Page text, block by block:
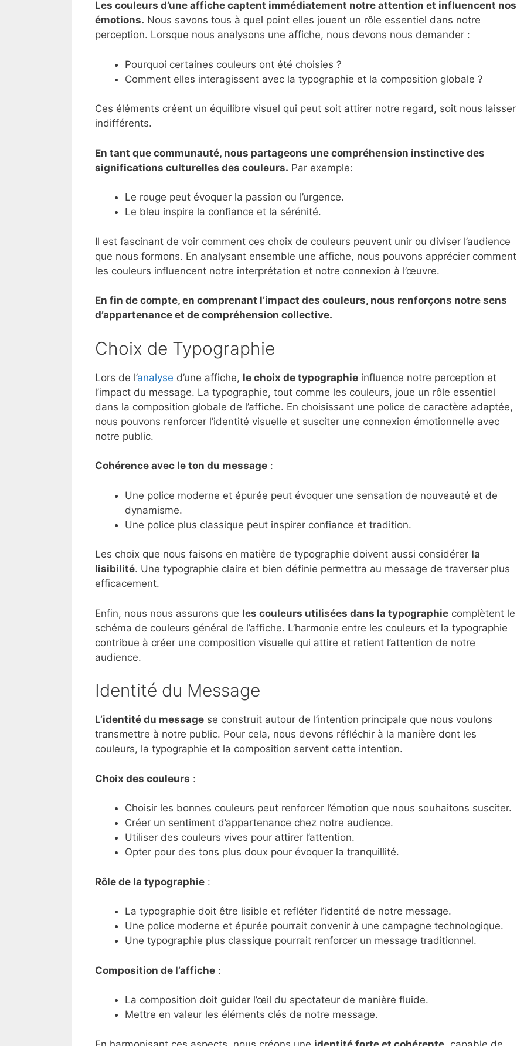
Les couleurs d’une affiche captent immédiatement notre attention et influencent nos
émotions. Nous savons tous à quel point elles jouent un rôle essentiel dans notre
perception. Lorsque nous analysons une affiche, nous devons nous demander :
Pourquoi certaines couleurs ont été choisies ?
Comment elles interagissent avec la typographie et la composition globale ?
Ces éléments créent un équilibre visuel qui peut soit attirer notre regard, soit nous laisser
indifférents.
En tant que communauté, nous partageons une compréhension instinctive des
significations culturelles des couleurs. Par exemple:
Le rouge peut évoquer la passion ou l’urgence.
Le bleu inspire la confiance et la sérénité.
Il est fascinant de voir comment ces choix de couleurs peuvent unir ou diviser l’audience
que nous formons. En analysant ensemble une affiche, nous pouvons apprécier comment
les couleurs influencent notre interprétation et notre connexion à l’œuvre.
En fin de compte, en comprenant l’impact des couleurs, nous renforçons notre sens
d’appartenance et de compréhension collective.
Choix de Typographie
Lors de l’analyse d’une affiche, le choix de typographie influence notre perception et
l’impact du message. La typographie, tout comme les couleurs, joue un rôle essentiel
dans la composition globale de l’affiche. En choisissant une police de caractère adaptée,
nous pouvons renforcer l’identité visuelle et susciter une connexion émotionnelle avec
notre public.
Cohérence avec le ton du message :
Une police moderne et épurée peut évoquer une sensation de nouveauté et de
dynamisme.
Une police plus classique peut inspirer confiance et tradition.
Les choix que nous faisons en matière de typographie doivent aussi considérer la
lisibilité. Une typographie claire et bien définie permettra au message de traverser plus
efficacement.
Enfin, nous nous assurons que les couleurs utilisées dans la typographie complètent le
schéma de couleurs général de l’affiche. L’harmonie entre les couleurs et la typographie
contribue à créer une composition visuelle qui attire et retient l’attention de notre
audience.
Identité du Message
L’identité du message se construit autour de l’intention principale que nous voulons
transmettre à notre public. Pour cela, nous devons réfléchir à la manière dont les
couleurs, la typographie et la composition servent cette intention.
Choix des couleurs :
Choisir les bonnes couleurs peut renforcer l’émotion que nous souhaitons susciter.
Créer un sentiment d’appartenance chez notre audience.
Utiliser des couleurs vives pour attirer l’attention.
Opter pour des tons plus doux pour évoquer la tranquillité.
Rôle de la typographie :
La typographie doit être lisible et refléter l’identité de notre message.
Une police moderne et épurée pourrait convenir à une campagne technologique.
Une typographie plus classique pourrait renforcer un message traditionnel.
Composition de l’affiche :
La composition doit guider l’œil du spectateur de manière fluide.
Mettre en valeur les éléments clés de notre message.